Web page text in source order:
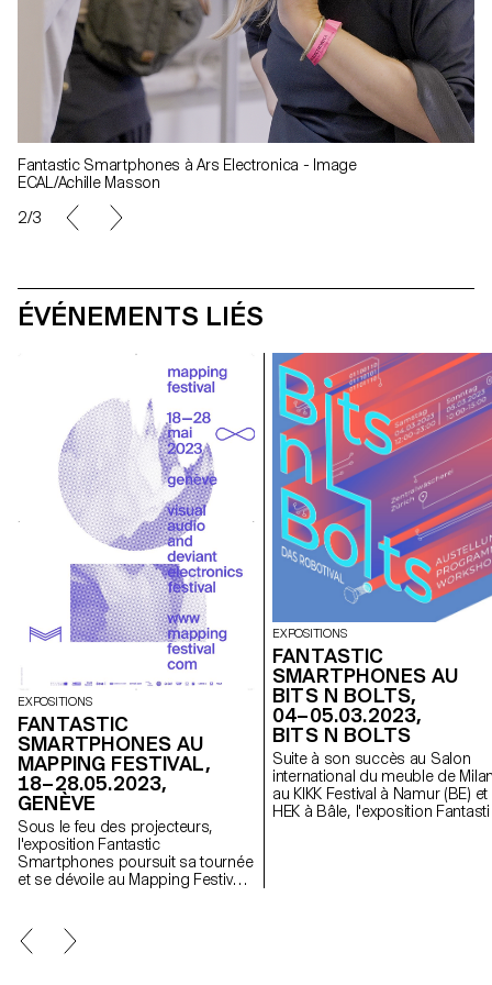
Fantastic Smartphones à Ars Electronica - Image
ECAL/Achille Masson
2/3
ÉVÉNEMENTS LIÉS
EXPOSITIONS
FANTASTIC
SMARTPHONES AU
MAPPING FESTIVAL,
18–28.05.2023,
GENÈVE
Sous le feu des projecteurs,
l'exposition Fantastic
Smartphones poursuit sa tournée
et se dévoile au Mapping Festival
EXPOSITIONS
FANTASTIC
SMARTPHONES AU
BITS N BOLTS,
04–05.03.2023,
BITS N BOLTS
Suite à son succès au Salon
international du meuble de
au KIKK Festival à Namur (BE) et
HEK à Bâle, l'exposition